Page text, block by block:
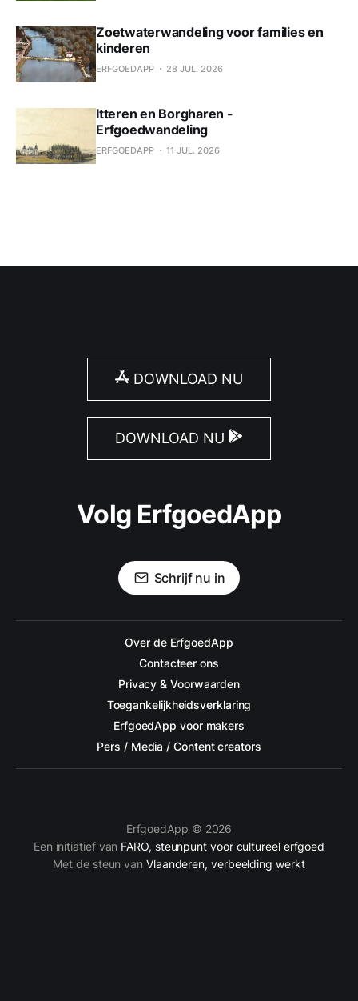
Zoetwaterwandeling voor families en
kinderen
ERFGOEDAPP 28 JUL. 2026
Itteren en Borgharen -
Erfgoedwandeling
ERFGOEDAPP 11 JUL. 2026
DOWNLOAD NU
DOWNLOAD NU
Volg ErfgoedApp
Schrijf nu in
Over de ErfgoedApp
Contacteer ons
Privacy & Voorwaarden
Toegankelijkheidsverklaring
ErfgoedApp voor makers
Pers / Media / Content creators
ErfgoedApp © 2026
Een initiatief van FARO, steunpunt voor cultureel erfgoed
Met de steun van Vlaanderen, verbeelding werkt